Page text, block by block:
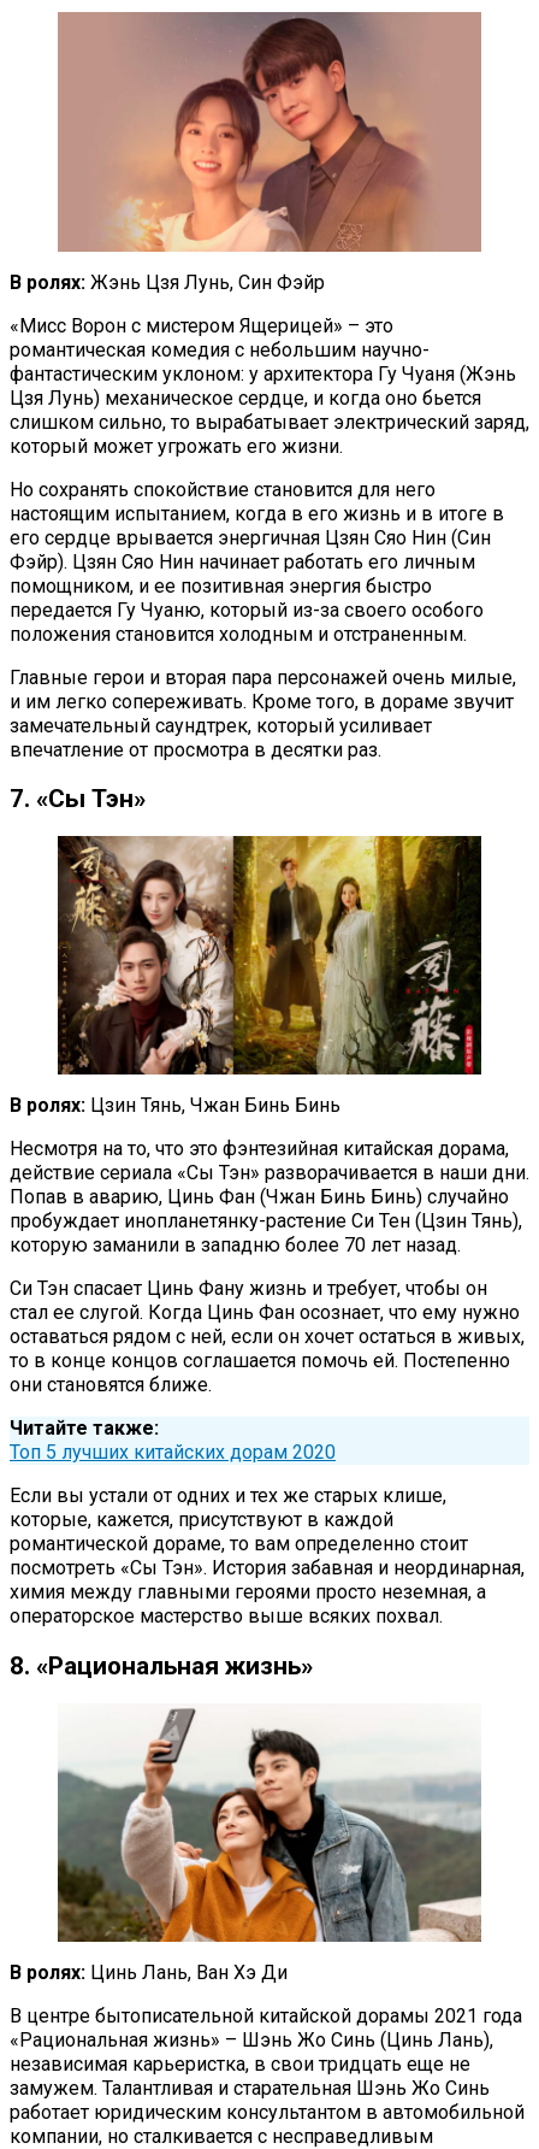
В ролях: Жэнь Цзя Лунь, Син Фэйр
«Мисс Ворон с мистером Ящерицей» – это
романтическая комедия с небольшим научно-
фантастическим уклоном: у архитектора Гу Чуаня (Жэнь
Цзя Лунь) механическое сердце, и когда оно бьется
слишком сильно, то вырабатывает электрический заряд,
который может угрожать его жизни.
Но сохранять спокойствие становится для него
настоящим испытанием, когда в его жизнь и в итоге в
его сердце врывается энергичная Цзян Сяо Нин (Син
Фэйр). Цзян Сяо Нин начинает работать его личным
помощником, и ее позитивная энергия быстро
передается Гу Чуаню, который из-за своего особого
положения становится холодным и отстраненным.
Главные герои и вторая пара персонажей очень милые,
и им легко сопереживать. Кроме того, в дораме звучит
замечательный саундтрек, который усиливает
впечатление от просмотра в десятки раз.
7. «Сы Тэн»
В ролях: Цзин Тянь, Чжан Бинь Бинь
Несмотря на то, что это фэнтезийная китайская дорама,
действие сериала «Сы Тэн» разворачивается в наши дни.
Попав в аварию, Цинь Фан (Чжан Бинь Бинь) случайно
пробуждает инопланетянку-растение Си Тен (Цзин Тянь),
которую заманили в западню более 70 лет назад.
Си Тэн спасает Цинь Фану жизнь и требует, чтобы он
стал ее слугой. Когда Цинь Фан осознает, что ему нужно
оставаться рядом с ней, если он хочет остаться в живых,
то в конце концов соглашается помочь ей. Постепенно
они становятся ближе.
Читайте также:
Топ 5 лучших китайских дорам 2020
Если вы устали от одних и тех же старых клише,
которые, кажется, присутствуют в каждой
романтической дораме, то вам определенно стоит
посмотреть «Сы Тэн». История забавная и неординарная,
химия между главными героями просто неземная, а
операторское мастерство выше всяких похвал.
8. «Рациональная жизнь»
В ролях: Цинь Лань, Ван Хэ Ди
В центре бытописательной китайской дорамы 2021 года
«Рациональная жизнь» – Шэнь Жо Синь (Цинь Лань),
независимая карьеристка, в свои тридцать еще не
замужем. Талантливая и старательная Шэнь Жо Синь
работает юридическим консультантом в автомобильной
компании, но сталкивается с несправедливым